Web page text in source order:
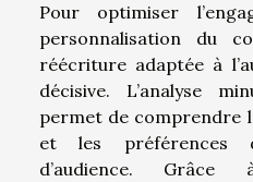
Pour optimiser
personnalisation du
réécriture adaptée à
décisive. L’analyse
permet de comprendre
et les préférences
d’audience.